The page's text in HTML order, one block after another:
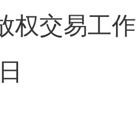
权交易工